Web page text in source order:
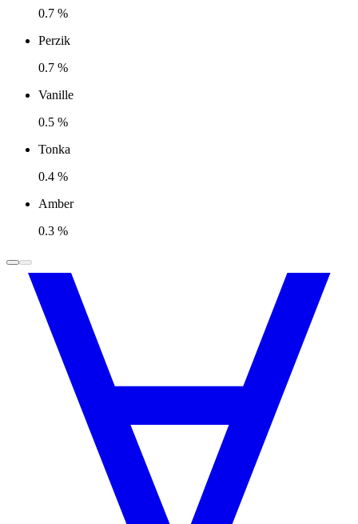
0.7 %
Perzik
0.7 %
Vanille
0.5 %
Tonka
0.4 %
Amber
0.3 %